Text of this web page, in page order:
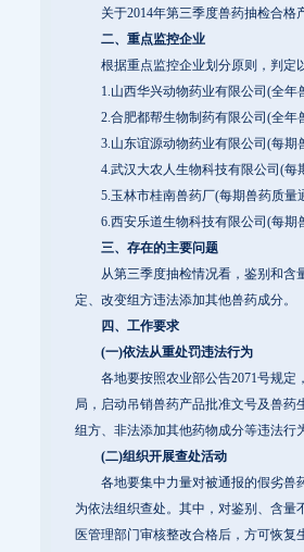
关于2014年第三季度兽药抽检合格产
二、重点监控企业
根据重点监控企业划分原则，判定
1.山西华兴动物药业有限公司(全年兽
2.合肥都帮生物制药有限公司(全年兽
3.山东谊源动物药业有限公司(每期
4.武汉大农人生物科技有限公司(每
5.玉林市桂南兽药厂(每期兽药质量
6.西安乐道生物科技有限公司(每期兽
三、存在的主要问题
从第三季度抽检情况看，鉴别和含量
定、改变组方违法添加其他兽药成分。
四、工作要求
(一)依法从重处罚违法行为
各地要按照农业部公告2071号规定，
局，启动吊销兽药产品批准文号及兽
组方、非法添加其他药物成分等违法行
(二)组织开展查处活动
各地要集中力量对被通报的假劣兽药
为依法组织查处。其中，对鉴别、含
医管理部门审核整改合格后，方可恢